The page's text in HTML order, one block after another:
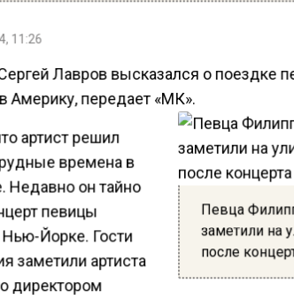
11:26
Лавров высказался о поездке
Америку, передает «МК».
Певца
заметили на
после
артист решил
времена в
Недавно он тайно
певицы
Йорке. Гости
заметили артиста
директором